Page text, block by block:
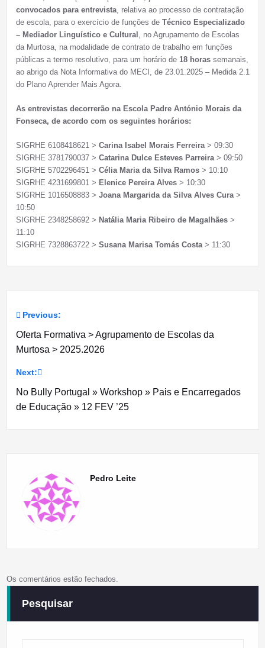
convocados para entrevista, relativa ao processo de contratação
de escola, para o exercício de funções de Técnico Especializado
– Mediador Linguístico e Cultural , no Agrupamento de Escolas
da Murtosa, na modalidade de contrato de trabalho em funções
públicas a termo resolutivo, para um horário de 18 horassemanais,
ao abrigo da Nota Informativa do MECI, de 23.01.2025 – Medida 2.1
do Plano Aprender Mais Agora.
As entrevistas decorrerão na Escola Padre António Morais da
Fonseca, de acordo com os seguintes horários:
SIGRHE 6108418621 > Carina Isabel Morais Ferreira> 09:30
SIGRHE 3781790037 > Catarina Dulce Esteves Parreira> 09:50
SIGRHE 5702296451 > Célia Maria da Silva Ramos> 10:10
SIGRHE 4231699801 > Elenice Pereira Alves> 10:30
SIGRHE 1016508883 > Joana Margarida da Silva Alves Cura>
10:50
SIGRHE 2348258692 > Natália Maria Ribeiro de Magalhães>
11:10
SIGRHE 7328863722 > Susana Marisa Tomás Costa> 11:30
Navegação
de
artigos
Previous:
Oferta Formativa > Agrupamento de Escolas da
Murtosa > 2025.2026
Next:
No Bully Portugal » Workshop » Pais e Encarregados
de Educação » 12 FEV ’25
Pedro Leite
Os comentários estão fechados.
Pesquisar